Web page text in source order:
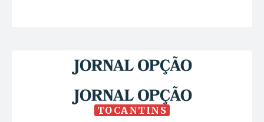
TOCANTINS